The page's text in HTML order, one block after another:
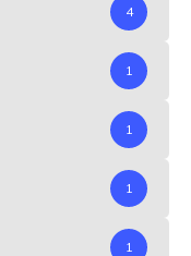
4
1
1
1
1